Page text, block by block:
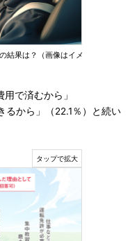
結果は？（画像はイメ
で済むから」
るから」（22.1％）と続い